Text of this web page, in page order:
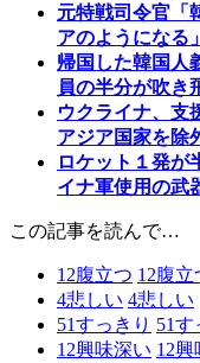
元特戦司令官
アのようになる」
帰国した韓国人
員の半分が吹き
ウクライナ、支
アジア国家を除
ロケット１発が
イナ軍使用の武
この記事を読んで…
12腹立つ 12腹立
4悲しい 4悲しい
51すっきり 51す
12興味深い 12興